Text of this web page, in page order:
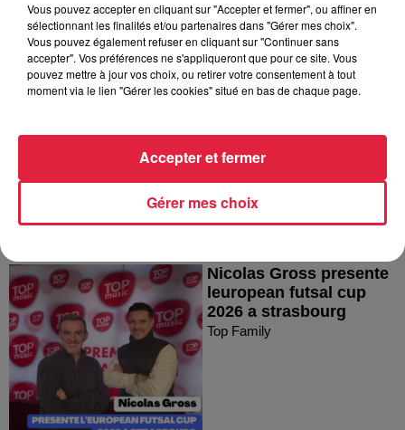
Melih Kara photographe
de mode a strasbourg
Nicolas Gross presente
leuropean futsal cup
2026 a strasbourg
Top Family
Vous pouvez accepter en cliquant sur "Accepter et fermer", ou affiner en
sélectionnant les finalités et/ou partenaires dans "Gérer mes choix".
Vous pouvez également refuser en cliquant sur "Continuer sans
accepter". Vos préférences ne s'appliqueront que pour ce site. Vous
pouvez mettre à jour vos choix, ou retirer votre consentement à tout
moment via le lien "Gérer les cookies" situé en bas de chaque page.
Gérer mes choix
Accepter et fermer